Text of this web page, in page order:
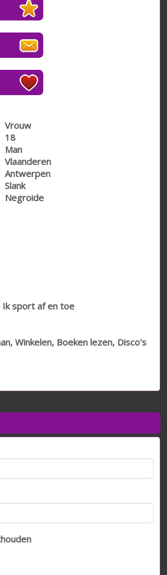
Vrouw
18
Man
Vlaanderen
Antwerpen
Slank
Negroide
Ik sport af en toe
Winkelen, Boeken lezen, Disco's